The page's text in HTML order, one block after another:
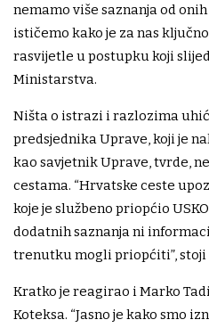
nemamo više saznanja od
ističemo kako je za nas
rasvijetle u postupku koji
Ministarstva.
Ništa o istrazi i razlozima
predsjednika Uprave, koji je
kao savjetnik Uprave, tvrde,
cestama. “Hrvatske ceste
koje je službeno priopćio
dodatnih saznanja ni
trenutku mogli priopćiti”,
Kratko je reagirao i Marko
Koteksa. “Jasno je kako smo